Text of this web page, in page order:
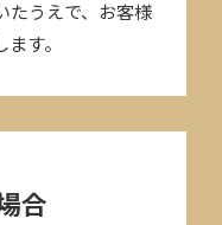
たうえで、お客様
す。
破損状態や症状をお
合